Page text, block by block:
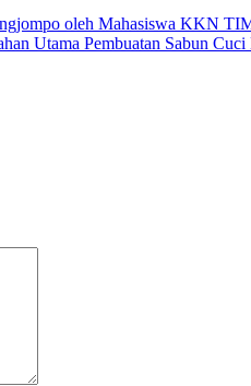
oleh Mahasiswa KKN
Utama Pembuatan Sabun